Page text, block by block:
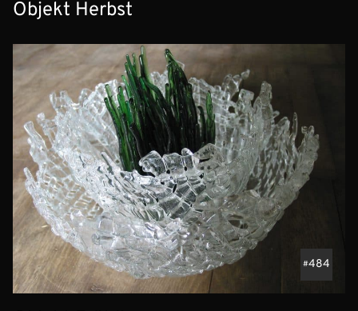
Objekt Herbst
484